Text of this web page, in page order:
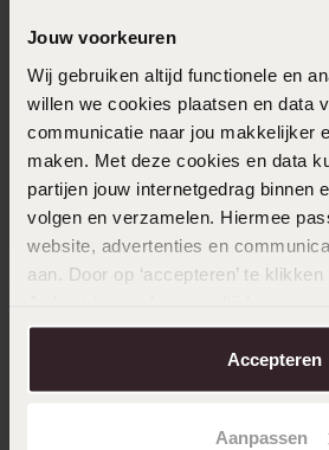
Jouw voorkeuren
Wij gebruiken altijd functionele en
willen we cookies plaatsen en data
communicatie naar jou makkelijker
maken. Met deze cookies en data
partijen jouw internetgedrag binnen
volgen en verzamelen. Hiermee
website, advertenties en
aan. Door op ‘accepteren’ te
over in onscookiebeleid.
Accepteren
Aanpassen
08-08-2024 - Karamba F.
knoopjes gaan snel los